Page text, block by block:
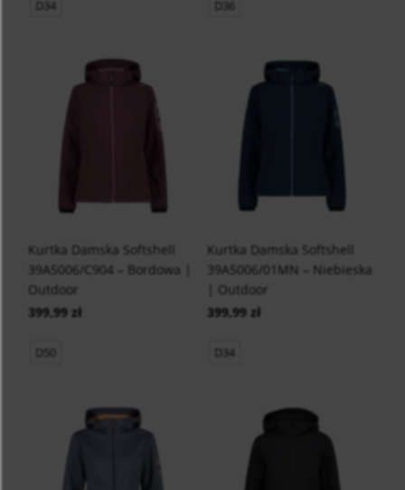
D34 D36
Kurtka Damska Softshell
39A5006/C904 – Bordowa |
Outdoor
399,99 zł
D50
Kurtka Damska Softshell
39A5006/01MN – Niebieska
| Outdoor
399,99 zł
D34